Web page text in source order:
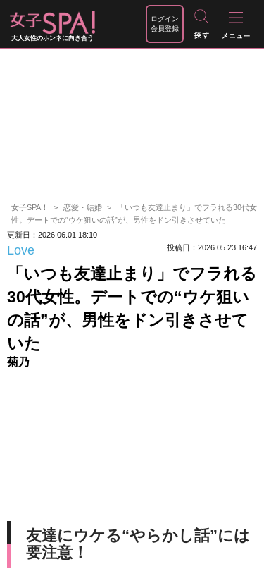
大人女性のホンネに向き合う
ログイン
会員登録
女子SPA！ 恋愛・結婚
「いつも友達止まり」でフラれる30代女
性。デートでの“ウケ狙いの話”が、男性をドン引きさせていた
更新日：2026.06.01 18:10
Love 投稿日：2026.05.23 16:47
「いつも友達止まり」でフラれる
30代女性。デートでの“ウケ狙い
の話”が、男性をドン引きさせて
いた
菊乃
友達にウケる“やらかし話”には
要注意！